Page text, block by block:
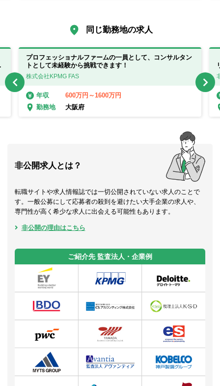
同じ勤務地の求人
プロフェッショナルファームの一員として、コンサルタン
トとして未経験から挑戦できます！
株式会社KPMG FAS
年収
600万円～1600万円
勤務地
大阪府
非公開求人とは？
転職サイトや求人情報誌では一切公開されていない求人のことで
す。一般公募にして応募者の殺到を避けたい大手企業の求人や、
専門性が高く希少な求人に出会える可能性もあります。
非公開の理由はこちら
ご紹介先 監査法人・企業例